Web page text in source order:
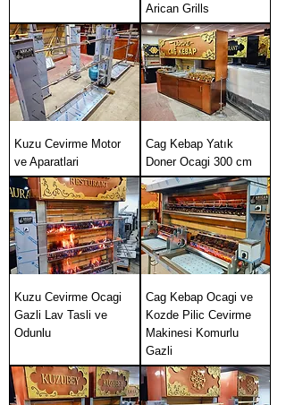
Arican Grills
Kuzu Cevirme Motor
ve Aparatlari
Cag Kebap Yatık
Doner Ocagi 300 cm
Kuzu Cevirme Ocagi
Gazli Lav Tasli ve
Odunlu
Cag Kebap Ocagi ve
Kozde Pilic Cevirme
Makinesi Komurlu
Gazli